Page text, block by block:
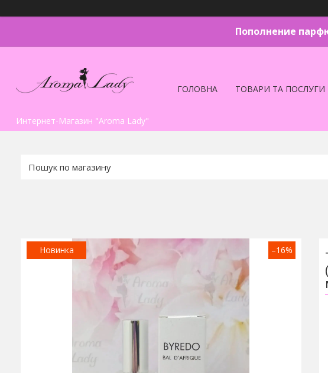
Пополнение
Интернет-Магазин "Aroma Lady"
ГОЛОВНА ТОВАРИ ТА ПОСЛУГИ
Новинка –16%